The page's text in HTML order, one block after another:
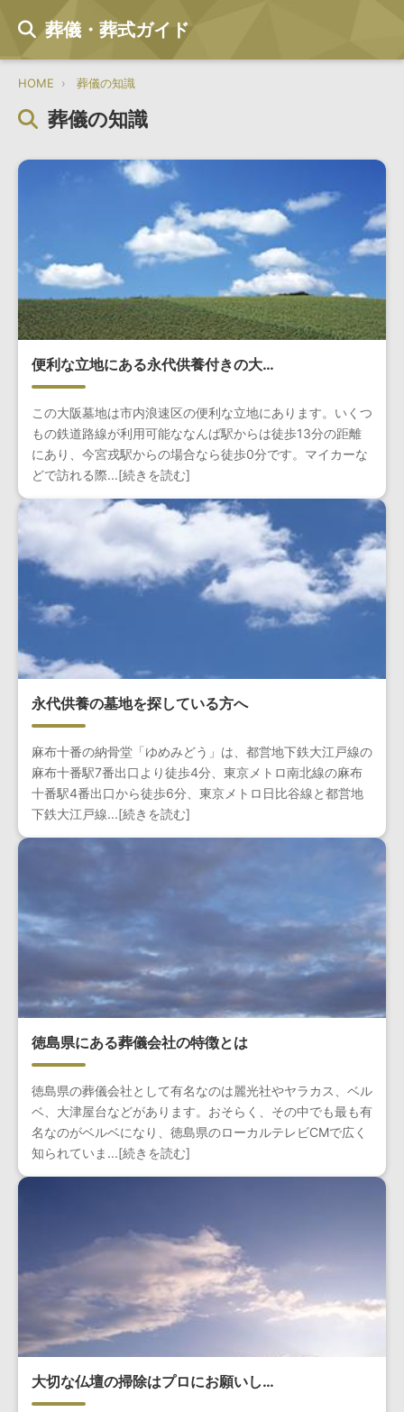
葬儀・葬式ガイド
HOME 葬儀の知識
葬儀の知識
便利な立地にある永代供養付きの大…
この大阪墓地は市内浪速区の便利な立地にあります。いくつ
もの鉄道路線が利用可能ななんば駅からは徒歩13分の距離
にあり、今宮戎駅からの場合なら徒歩0分です。マイカーな
どで訪れる際...[続きを読む]
永代供養の墓地を探している方へ
麻布十番の納骨堂「ゆめみどう」は、都営地下鉄大江戸線の
麻布十番駅7番出口より徒歩4分、東京メトロ南北線の麻布
十番駅4番出口から徒歩6分、東京メトロ日比谷線と都営地
下鉄大江戸線...[続きを読む]
徳島県にある葬儀会社の特徴とは
徳島県の葬儀会社として有名なのは麗光社やヤラカス、ベル
ベ、大津屋台などがあります。おそらく、その中でも最も有
名なのがベルベになり、徳島県のローカルテレビCMで広く
知られていま...[続きを読む]
大切な仏壇の掃除はプロにお願いし…